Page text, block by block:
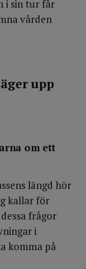
i sin tur får
vården
upp
om ett
längd hör
kallar för
frågor
i
komma på